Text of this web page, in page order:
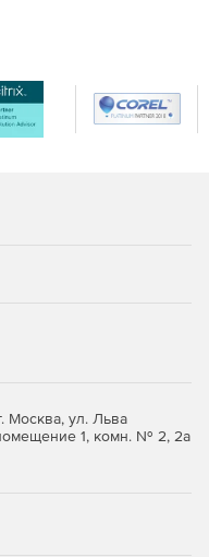
управления.
Защита
уровне ядра наряду с
и платформы
фоновая
компьютера.
с системой
F-Secure Policy
F-Secure Policy
легко изменять
Москва, ул. Льва
1, комн. № 2, 2а